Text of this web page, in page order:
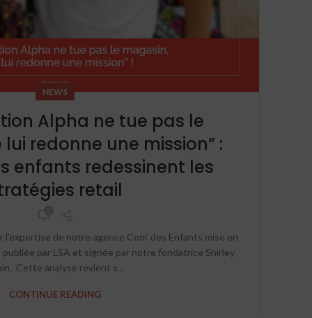
NEWS
Alpha ne tue pas le
redonne une mission” :
enfants redessinent les
retail
l'expertise de notre agence Com’ des Enfants mise en
par LSA et signée par notre fondatrice Shirley
Cette analyse revient s...
CONTINUE READING